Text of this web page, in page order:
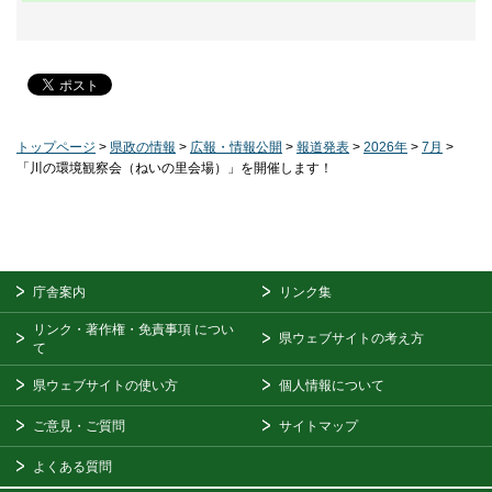
トップページ > 県政の情報 > 広報・情報公開 > 報道発表 > 2026年 > 7月 >
「川の環境観察会（ねいの里会場）」を開催します！
庁舎案内 リンク集
リンク・著作権・免責事項 につい
て
県ウェブサイトの考え方
県ウェブサイトの使い方 個人情報について
ご意見・ご質問 サイトマップ
よくある質問